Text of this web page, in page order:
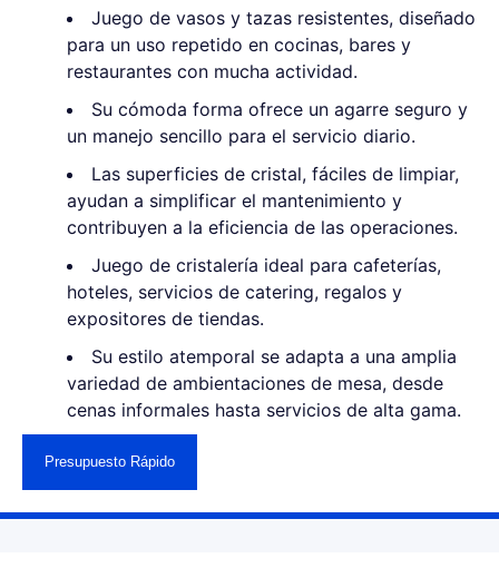
Juego de vasos y tazas resistentes, diseñado
para un uso repetido en cocinas, bares y
restaurantes con mucha actividad.
Su cómoda forma ofrece un agarre seguro y
un manejo sencillo para el servicio diario.
Las superficies de cristal, fáciles de limpiar,
ayudan a simplificar el mantenimiento y
contribuyen a la eficiencia de las operaciones.
Juego de cristalería ideal para cafeterías,
hoteles, servicios de catering, regalos y
expositores de tiendas.
Su estilo atemporal se adapta a una amplia
variedad de ambientaciones de mesa, desde
cenas informales hasta servicios de alta gama.
Presupuesto Rápido